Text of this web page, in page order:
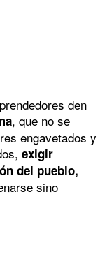
den
, que no se
engavetados y
exigir
del pueblo,
sino